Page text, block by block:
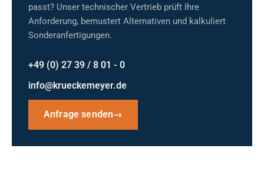
passt? Unser technischer Vertrieb prüft Ihre
Anforderung, bemustert Alternativen und kalkuliert
Sonderanfertigungen.
+49 (0) 27 39 / 8 01 - 0
info@krueckemeyer.de
Anfrage senden→